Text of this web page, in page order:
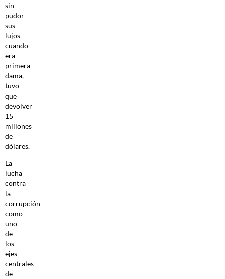
sin
pudor
sus
lujos
cuando
era
primera
dama,
tuvo
que
devolver
15
millones
de
dólares.
La
lucha
contra
la
corrupción
como
uno
de
los
ejes
centrales
de